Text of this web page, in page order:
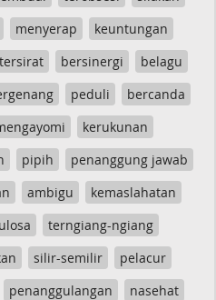
menyerap
keuntungan
tersirat bersinergi
belagu
peduli
bercanda
kerukunan
pipih
penanggung jawab
ambigu
kemaslahatan
terngiang-ngiang
silir-semilir
pelacur
penanggulangan
nasehat